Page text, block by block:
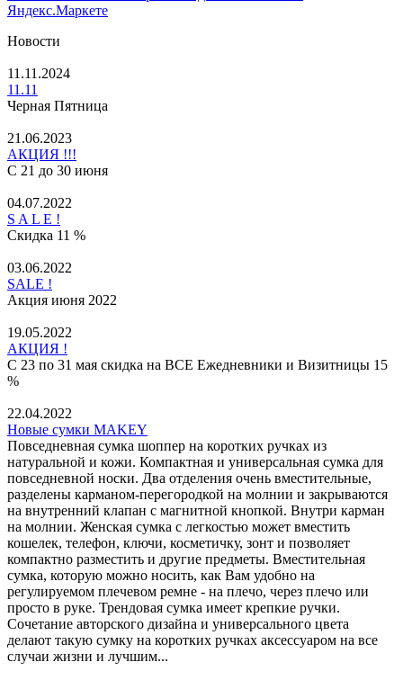
Новости
11.11.2024
11.11
Черная Пятница
21.06.2023
АКЦИЯ !!!
С 21 до 30 июня
04.07.2022
S A L E !
Скидка 11 %
03.06.2022
SALE !
Акция июня 2022
19.05.2022
АКЦИЯ !
С 23 по 31 мая скидка на ВСЕ Ежедневники и Визитницы 15
%
22.04.2022
Новые сумки MAKEY
Повседневная сумка шоппер на коротких ручках из
натуральной и кожи. Компактная и универсальная сумка для
повседневной носки. Два отделения очень вместительные,
разделены карманом-перегородкой на молнии и закрываются
на внутренний клапан с магнитной кнопкой. Внутри карман
на молнии. Женская сумка с легкостью может вместить
кошелек, телефон, ключи, косметичку, зонт и позволяет
компактно разместить и другие предметы. Вместительная
сумка, которую можно носить, как Вам удобно на
регулируемом плечевом ремне - на плечо, через плечо или
просто в руке. Трендовая сумка имеет крепкие ручки.
Сочетание авторского дизайна и универсального цвета
делают такую сумку на коротких ручках аксессуаром на все
случаи жизни и лучшим...